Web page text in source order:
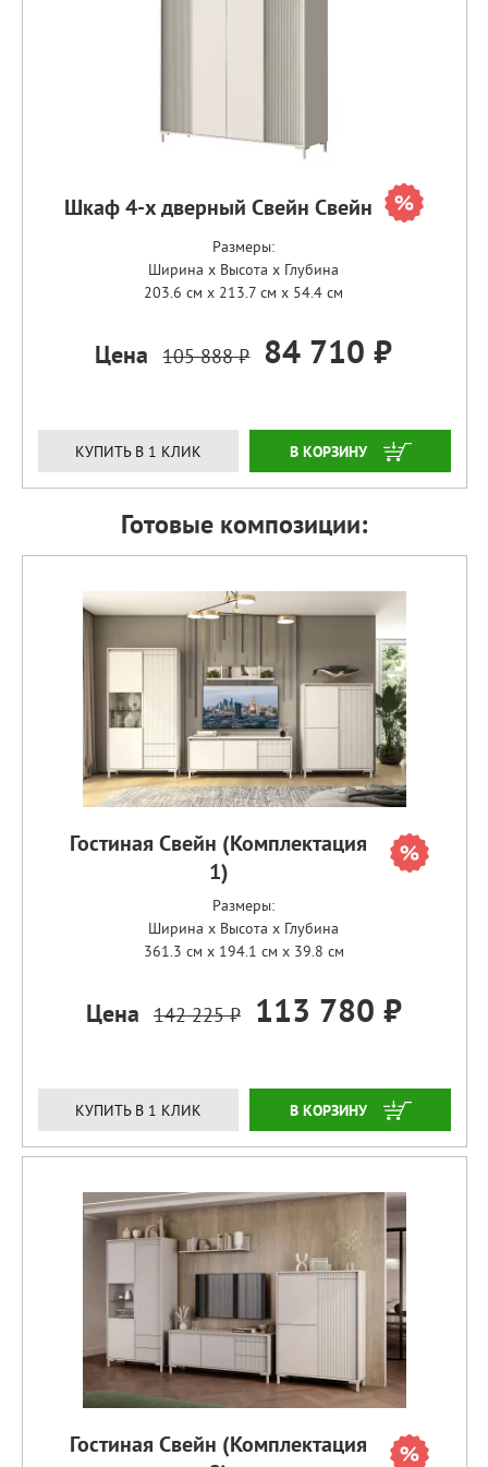
Шкаф 4-х дверный Свейн Свейн
Размеры:
Ширина x Высота x Глубина
203.6 см x 213.7 см x 54.4 см
Цена 105 888 ₽ 84 710 ₽
КУПИТЬ В 1 КЛИК ЗАКАЗАТЬ
Готовые композиции:
Гостиная Свейн (Комплектация
1)
Размеры:
Ширина x Высота x Глубина
361.3 см x 194.1 см x 39.8 см
Цена 142 225 ₽ 113 780 ₽
КУПИТЬ В 1 КЛИК ЗАКАЗАТЬ
Гостиная Свейн (Комплектация